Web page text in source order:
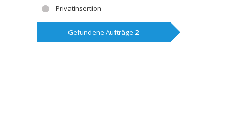
Privatinsertion
Gefundene Aufträge 2